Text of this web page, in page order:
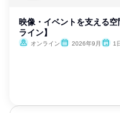
映像・イベントを支える
ライン】
オンライン 2026年9月 1